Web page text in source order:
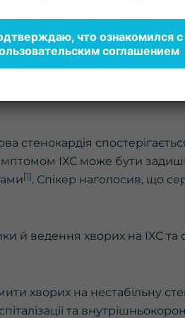
тільки одній або не
стенокардія
ІХС може бути
[1]. Спікер наголосив, що
й ведення хворих на ІХС та
хворих на нестабільну
та
что ознакомился с
соглашением